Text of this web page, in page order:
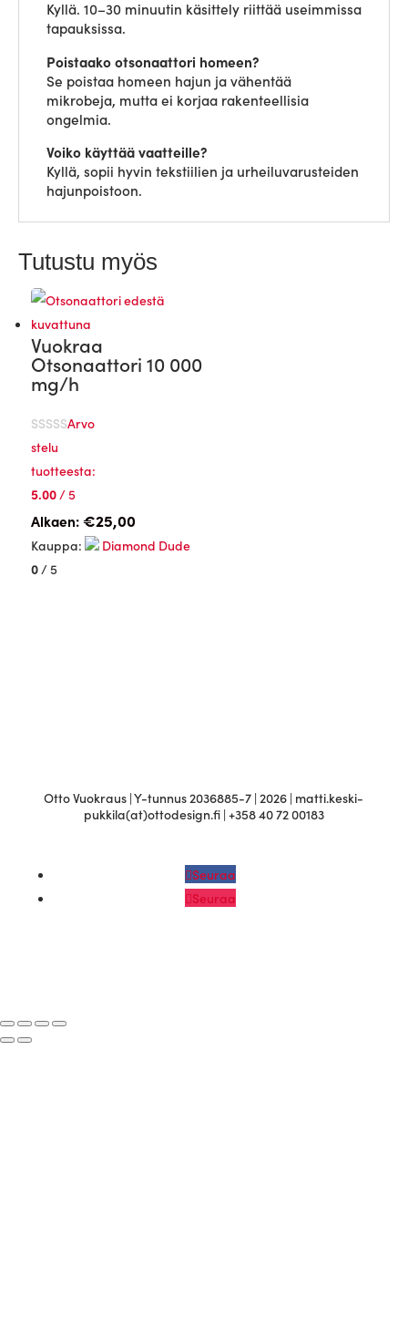
Kyllä. 10–30 minuutin käsittely riittää useimmissa
tapauksissa.
Poistaako otsonaattori homeen?
Se poistaa homeen hajun ja vähentää
mikrobeja, mutta ei korjaa rakenteellisia
ongelmia.
Voiko käyttää vaatteille?
Kyllä, sopii hyvin tekstiilien ja urheiluvarusteiden
hajunpoistoon.
Tutustu myös
Vuokraa
Otsonaattori 10 000
mg/h
Arvo
stelu
tuotteesta:
5.00/ 5
Alkaen:€25,00
Kauppa:
Diamond Dude
0/ 5
Otto Vuokraus | Y-tunnus 2036885-7 | 2026 | matti.keski-
pukkila(at)ottodesign.fi | +358 40 72 00183
Seuraa
Seuraa